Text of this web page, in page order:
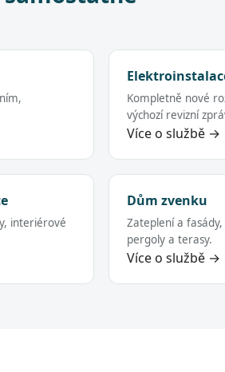
Kompletně nové
výchozí revizní
Více o službě →
interiérové
Dům zvenku
Zateplení a
pergoly a terasy.
Více o službě →